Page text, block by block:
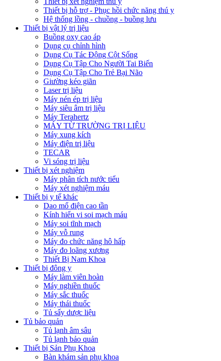
Thiết bị hỗ trợ - Phục hồi chức năng thú y
Hệ thống lồng - chuồng - buồng lưu
Thiết bị vật lý trị liệu
Buồng oxy cao áp
Dụng cụ chỉnh hình
Dụng Cụ Tác Động Cột Sống
Dụng Cụ Tập Cho Người Tai Biến
Dụng Cụ Tập Cho Trẻ Bại Não
Giường kéo giãn
Laser trị liệu
Máy nén ép trị liệu
Máy siêu âm trị liệu
Máy Terahertz
MÁY TỪ TRƯỜNG TRỊ LIỆU
Máy xung kích
Máy điện trị liệu
TECAR
Vi sóng trị liệu
Thiết bị xét nghiệm
Máy phân tích nước tiểu
Máy xét nghiệm máu
Thiết bị y tế khác
Dao mổ điện cao tần
Kính hiển vi soi mạch máu
Máy soi tĩnh mạch
Máy vỗ rung
Máy đo chức năng hô hấp
Máy đo loãng xương
Thiết Bị Nam Khoa
Thiết bị đông y
Máy làm viên hoàn
Máy nghiền thuốc
Máy sắc thuốc
Máy thái thuốc
Tủ sấy dược liệu
Tủ bảo quản
Tủ lạnh âm sâu
Tủ lạnh bảo quản
Thiết bị Sản Phụ Khoa
Bàn khám sản phụ khoa